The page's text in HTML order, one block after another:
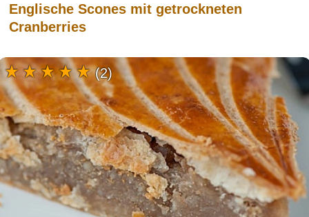
Englische Scones mit getrockneten
Cranberries
(2)